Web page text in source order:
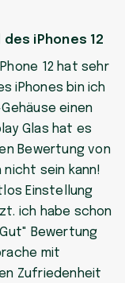
iPhones 12
12 hat sehr
iPhones bin ich
einen
Glas hat es
Bewertung von
nicht sein kann!
Einstellung
ich habe schon
Bewertung
mit
Zufriedenheit